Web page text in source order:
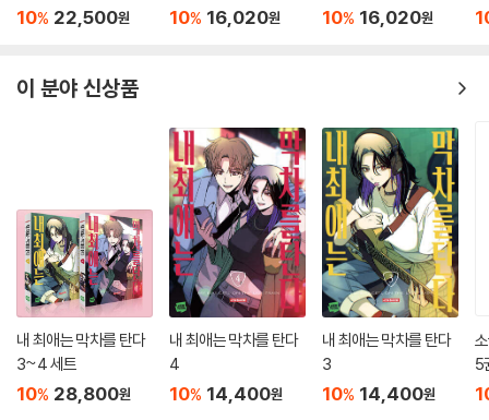
10% 22,500원 10% 16,020원 10% 16,020원
이 분야 신상품
내 최애는 막차를 탄다
3~4 세트
10% 28,800원
내 최애는 막차를 탄다
4
10% 14,400원
내 최애는 막차를 탄다
3
10% 14,400원
5